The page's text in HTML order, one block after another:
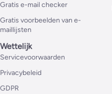
Gratis e-mail checker
Gratis voorbeelden van e-
maillijsten
Wettelijk
Servicevoorwaarden
Privacybeleid
GDPR